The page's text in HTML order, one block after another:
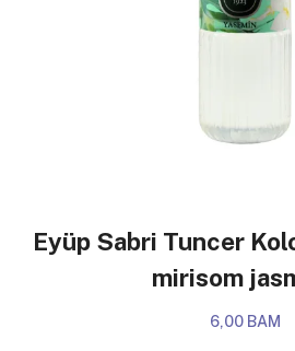
Eyüp Sabri Tuncer
mirisom
6,00 BAM